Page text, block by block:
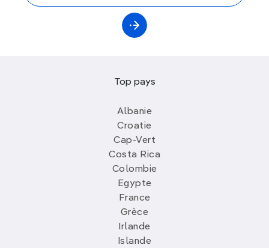
Top pays
Albanie
Croatie
Cap-Vert
Costa Rica
Colombie
Egypte
France
Grèce
Irlande
Islande